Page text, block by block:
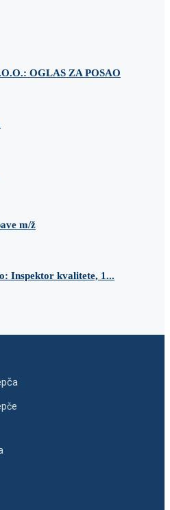
OGLAS ZA POSAO
m/ž
Inspektor kvalitete, 1...